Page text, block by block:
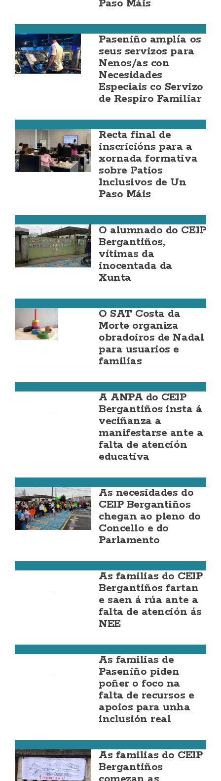
Paso Máis
Paseniño amplía os
seus servizos para
Nenos/as con
Necesidades
Especiais co Servizo
de Respiro Familiar
Recta final de
inscricións para a
xornada formativa
sobre Patios
Inclusivos de Un
Paso Máis
O alumnado do CEIP
Bergantiños,
vítimas da
inocentada da
Xunta
O SAT Costa da
Morte organiza
obradoiros de Nadal
para usuarios e
familias
A ANPA do CEIP
Bergantiños insta á
veciñanza a
manifestarse ante a
falta de atención
educativa
As necesidades do
CEIP Bergantiños
chegan ao pleno do
Concello e do
Parlamento
As familias do CEIP
Bergantiños fartan
e saen á rúa ante a
falta de atención ás
NEE
As familias de
Paseniño piden
poñer o foco na
falta de recursos e
apoios para unha
inclusión real
As familias do CEIP
Bergantiños